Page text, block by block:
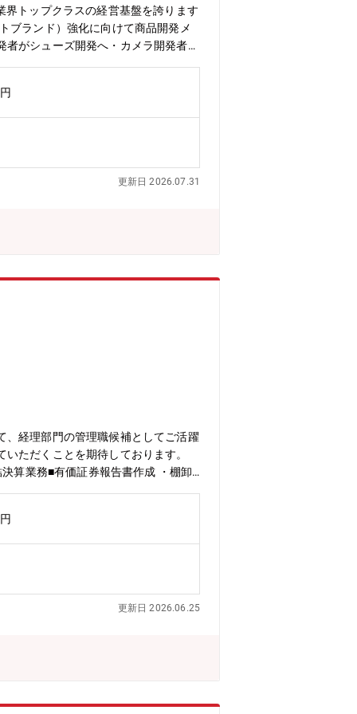
が柔軟に取得できます■家賃補助が
トップクラスの経営基盤を誇ります
ランド）強化に向けて商品開発メ
がシューズ開発へ・カメラ開発者が
【募集背景】西松屋では、商品力の
で、お客様により高品質で安心・安
われた製造技術、品質管理、生産管
。【期待する役割/ミッション】西松
開発に還元いただくことを期待して
モノ作りの一連の業務をお任せしま
的に行ってもらうことになります。お
成】■商品部※シニア社員比率40％・
手半導体メーカー出身（研究開発）
直接見る機会が少なかったのです
ながら働いています。【同ポジショ
の可能性がある環境です。※入社10
近隣の西松屋店舗を拠点として勤務
が柔軟に取得できます■家賃補助が
更新日 2026.07.31
、経理部門の管理職候補としてご活躍
ただくことを期待しております。
算業務■有価証券報告書作成 ・棚卸
もとに、人々の健康寿命の改善にも
更新日 2026.06.25